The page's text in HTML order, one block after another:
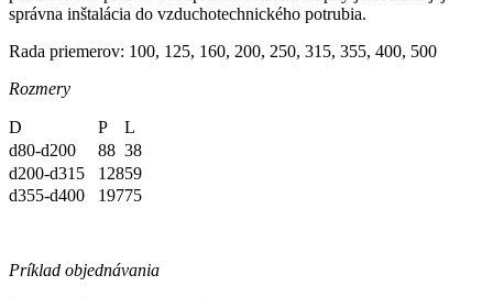
správna inštalácia do vzduchotechnického potrubia.
Rada priemerov: 100, 125, 160, 200, 250, 315, 355, 400, 500
Rozmery
D P
L
d80-d200
88 38
d200-d315
12859
d355-d400
19775
Príklad objednávania